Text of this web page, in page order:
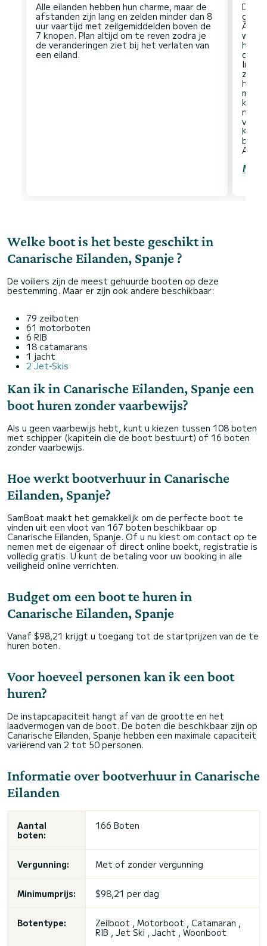
Alle eilanden hebben hun charme, maar de
afstanden zijn lang en zelden minder dan 8
uur vaartijd met zeilgemiddelden boven de
7 knopen. Plan altijd om te reven zodra je
de veranderingen ziet bij het verlaten van
De
wat
het
dag
In
zien,
heel
niet
van
Welke boot is het beste geschikt in
Canarische Eilanden, Spanje ?
De voiliers zijn de meest gehuurde booten op deze
bestemming. Maar er zijn ook andere beschikbaar:
79 zeilboten
61 motorboten
6 RIB
18 catamarans
1 jacht
2 Jet-Skis
Kan ik in Canarische Eilanden, Spanje een
boot huren zonder vaarbewijs?
Als u geen vaarbewijs hebt, kunt u kiezen tussen 108 boten
met schipper (kapitein die de boot bestuurt) of 16 boten
zonder vaarbewijs.
Hoe werkt bootverhuur in Canarische
Eilanden, Spanje?
SamBoat maakt het gemakkelijk om de perfecte boot te
vinden uit een vloot van 167 boten beschikbaar op
Canarische Eilanden, Spanje. Of u nu kiest om contact op te
nemen met de eigenaar of direct online boekt, registratie is
volledig gratis. U kunt de betaling voor uw booking in alle
veiligheid online verrichten.
Budget om een boot te huren in
Canarische Eilanden, Spanje
Vanaf $98,21 krijgt u toegang tot de startprijzen van de te
huren boten.
Voor hoeveel personen kan ik een boot
huren?
De instapcapaciteit hangt af van de grootte en het
laadvermogen van de boot. De boten die beschikbaar zijn op
Canarische Eilanden, Spanje hebben een maximale capaciteit
variërend van 2 tot 50 personen.
Informatie over bootverhuur in Canarische
Eilanden
Aantal
boten:
166 Boten
Vergunning: Met of zonder vergunning
Minimumprijs: $98,21 per dag
Botentype:
Zeilboot , Motorboot , Catamaran ,
RIB , Jet Ski , Jacht , Woonboot